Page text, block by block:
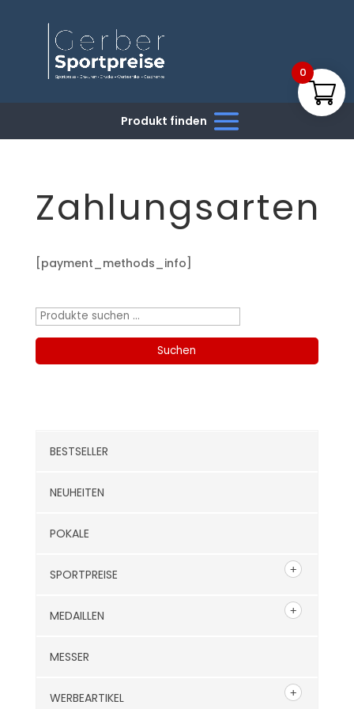
Zahlungsarten
[payment_methods_info]
Suchen
Suchen
BESTSELLER
NEUHEITEN
POKALE
SPORTPREISE
MEDAILLEN
MESSER
WERBEARTIKEL
0